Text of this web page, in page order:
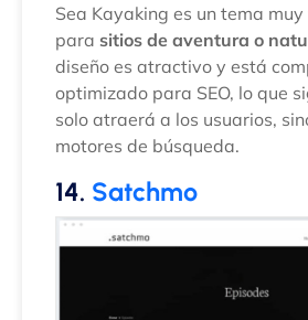
Sea Kayaking es un tema
para sitios de aventura o
diseño es atractivo y está
optimizado para SEO, lo que
solo atraerá a los usuarios,
motores de búsqueda.
14. Satchmo